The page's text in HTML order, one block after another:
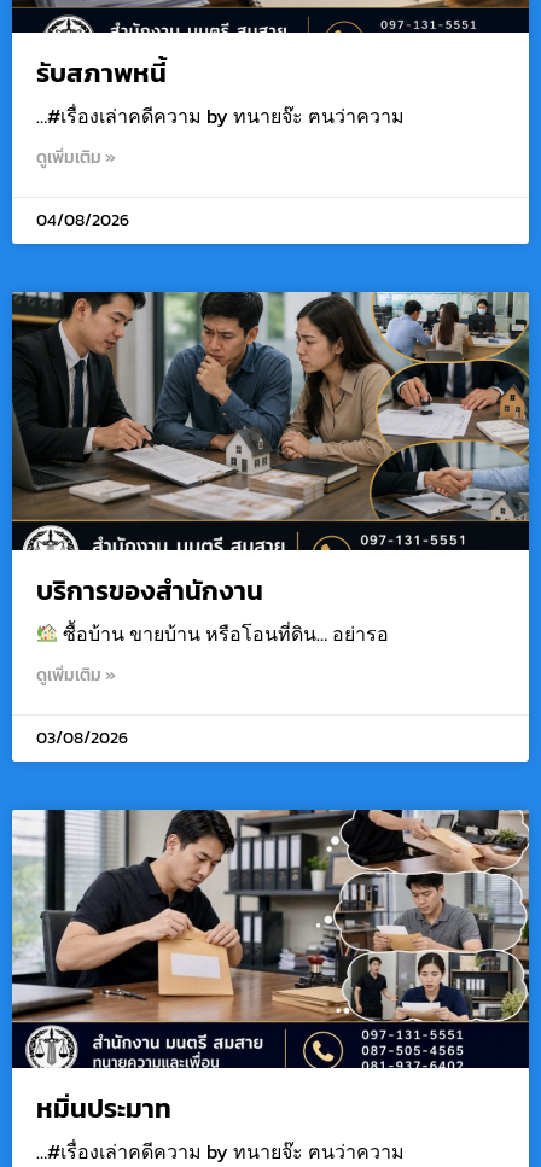
รับสภาพหนี้
…#เรื่องเล่าคดีความ by ทนายจ๊ะ ฅนว่าความ
ดูเพิ่มเติม »
04/08/2026
บริการของสำนักงาน
ซื้อบ้าน ขายบ้าน หรือโอนที่ดิน… อย่ารอ
ดูเพิ่มเติม »
03/08/2026
หมิ่นประมาท
…#เรื่องเล่าคดีความ by ทนายจ๊ะ ฅนว่าความ